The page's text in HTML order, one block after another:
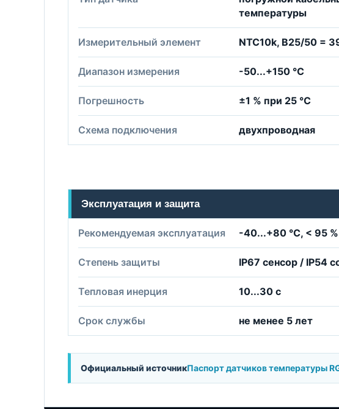
температуры
Измерительный элемент NTC10k, B25/50 =
Диапазон измерения -50...+150 °C
Погрешность ±1 % при 25 °C
Схема подключения двухпроводная
Эксплуатация и защита
Рекомендуемая эксплуатация -40...+80 °C, < 95 %
Степень защиты IP67 сенсор / IP54
Тепловая инерция 10...30 с
Срок службы не менее 5 лет
Официальный источникПаспорт датчиков температуры